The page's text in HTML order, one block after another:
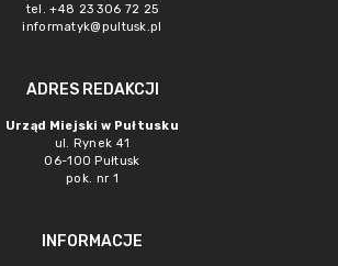
tel. +48 23 306 72 25
informatyk@pultusk.pl
ADRES REDAKCJI
Urząd Miejski w Pułtusku
ul. Rynek 41
06-100 Pułtusk
pok. nr 1
INFORMACJE